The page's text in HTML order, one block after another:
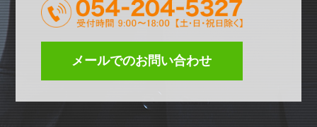
メールでのお問い合わせ